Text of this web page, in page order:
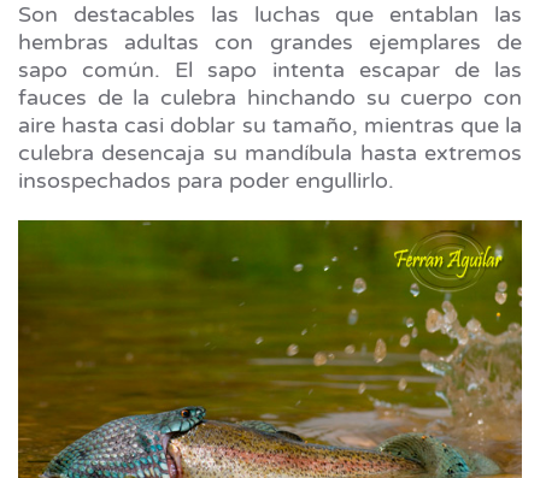
Son destacables las luchas que entablan las
hembras adultas con grandes ejemplares de
sapo común. El sapo intenta escapar de las
fauces de la culebra hinchando su cuerpo con
aire hasta casi doblar su tamaño, mientras que la
culebra desencaja su mandíbula hasta extremos
insospechados para poder engullirlo.